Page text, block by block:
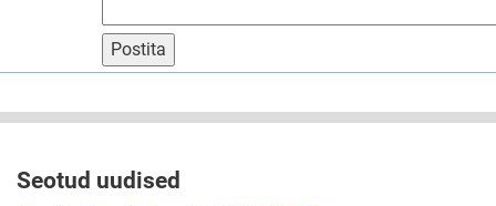
Postita
Seotud uudised